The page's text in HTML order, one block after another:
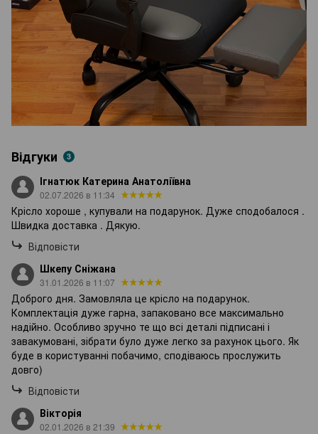
Відгуки 3
Ігнатюк Катерина Анатоліївна
02.07.2026 в 11:34
Крісло хороше , купували на подарунок. Дуже сподобалося .
Швидка доставка . Дякую.
Відповісти
Шкепу Сніжана
31.01.2026 в 11:07
Доброго дня. Замовляла це крісло на подарунок.
Комплектація дуже гарна, запаковано все максимально
надійно. Особливо зручно те що всі деталі підписані і
завакумовані, зібрати було дуже легко за рахунок цього. Як
буде в користуванні побачимо, сподіваюсь прослужить
довго)
Відповісти
Вікторія
02.01.2026 в 21:39